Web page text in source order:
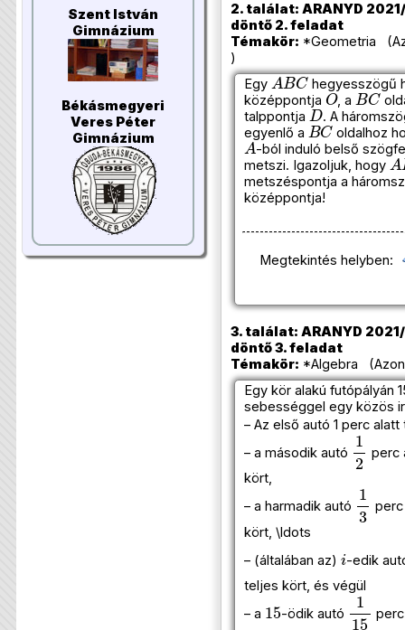
Szent István
Gimnázium
Békásmegyeri
Veres Péter
Gimnázium
2. találat: ARANYD
döntő 2. feladat
Témakör: *Geometria
)
Egy
ABC
hegyesszögű
középpontja
O
, a
BC
talppontja
D
. A
egyenlő a
BC
oldalhoz
A
-ból induló belső
metszi. Igazoljuk, hogy
A
metszéspontja a
középpontja!
Megtekintés helyben:
3. találat: ARANYD
döntő 3. feladat
Témakör: *Algebra
Egy kör alakú futópályán
sebességgel egy közös
– Az első autó 1 perc
– a második autó
12
perc
kört,
– a harmadik autó
13
kört, \ldots
– (általában az)
i
-edik
teljes kört, és végül
– a
15
-ödik autó
15